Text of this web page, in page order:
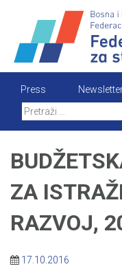
content
Press
ZA
RAZVOJ,
17.10.2016